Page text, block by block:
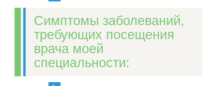
Симптомы заболеваний,
требующих посещения
врача моей
специальности: